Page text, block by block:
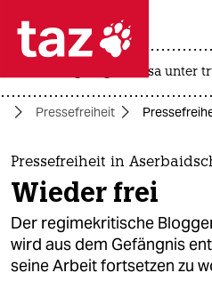
 taz zahl
taz zahl ich
themen
politik
öko
usa unter
Pressefreiheit
Pressefreiheit in
Wieder frei
Der regimekritische
wird aus dem Gefängnis
seine Arbeit fortsetzen zu